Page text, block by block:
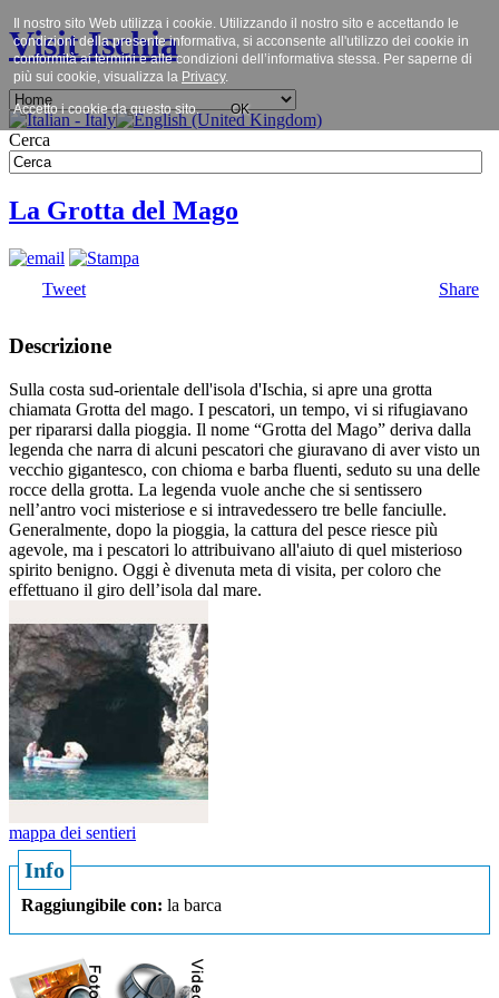
Visit Ischia
Cerca
La Grotta del Mago
Tweet Share
Descrizione
Sulla costa sud-orientale dell'isola d'Ischia, si apre una grotta
chiamata Grotta del mago. I pescatori, un tempo, vi si rifugiavano
per ripararsi dalla pioggia. Il nome “Grotta del Mago” deriva dalla
legenda che narra di alcuni pescatori che giuravano di aver visto un
vecchio gigantesco, con chioma e barba fluenti, seduto su una delle
rocce della grotta. La legenda vuole anche che si sentissero
nell’antro voci misteriose e si intravedessero tre belle fanciulle.
Generalmente, dopo la pioggia, la cattura del pesce riesce più
agevole, ma i pescatori lo attribuivano all'aiuto di quel misterioso
spirito benigno. Oggi è divenuta meta di visita, per coloro che
effettuano il giro dell’isola dal mare.
mappa dei sentieri
Info
Raggiungibile con: la barca
Il nostro sito Web utilizza i cookie. Utilizzando il nostro sito e accettando le
condizioni della presente informativa, si acconsente all'utilizzo dei cookie in
conformità ai termini e alle condizioni dell’informativa stessa. Per saperne di
più sui cookie, visualizza la Privacy.
Accetto i cookie da questo sito. OK